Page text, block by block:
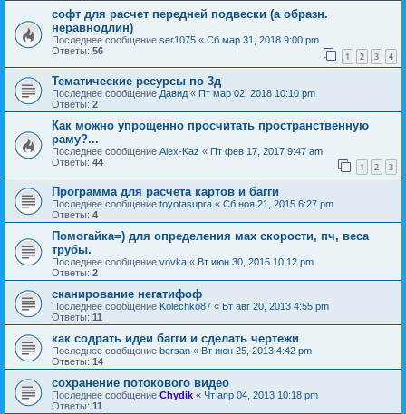
софт для расчет передней подвески (а образн.
неравнодлин)
Последнее сообщение ser1075 « Сб мар 31, 2018 9:00 pm
Ответы: 56 1 2 3 4
Тематические ресурсы по 3д
Последнее сообщение Давид « Пт мар 02, 2018 10:10 pm
Ответы: 2
Как можно упрощенно просчитать пространственную
раму?...
Последнее сообщение Alex-Kaz « Пт фев 17, 2017 9:47 am
Ответы: 44 1 2 3
Программа для расчета картов и багги
Последнее сообщение toyotasupra « Сб ноя 21, 2015 6:27 pm
Ответы: 4
Помогайка=) для определения мах скорости, пч, веса
трубы.
Последнее сообщение vovka « Вт июн 30, 2015 10:12 pm
Ответы: 2
сканирование негатифоф
Последнее сообщение Kolechko87 « Вт авг 20, 2013 4:55 pm
Ответы: 11
как содрать идеи багги и сделать чертежи
Последнее сообщение bersan « Вт июн 25, 2013 4:42 pm
Ответы: 14
сохранение потокового видео
Последнее сообщение Chydik « Чт апр 04, 2013 10:18 pm
Ответы: 11